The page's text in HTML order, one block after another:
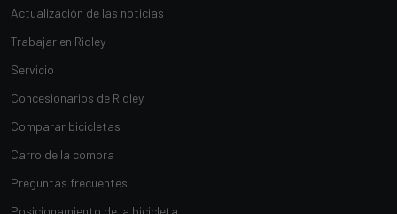
Actualización de las noticias
Trabajar en Ridley
Servicio
Concesionarios de Ridley
Comparar bicicletas
Carro de la compra
Preguntas frecuentes
Posicionamiento de la bicicleta